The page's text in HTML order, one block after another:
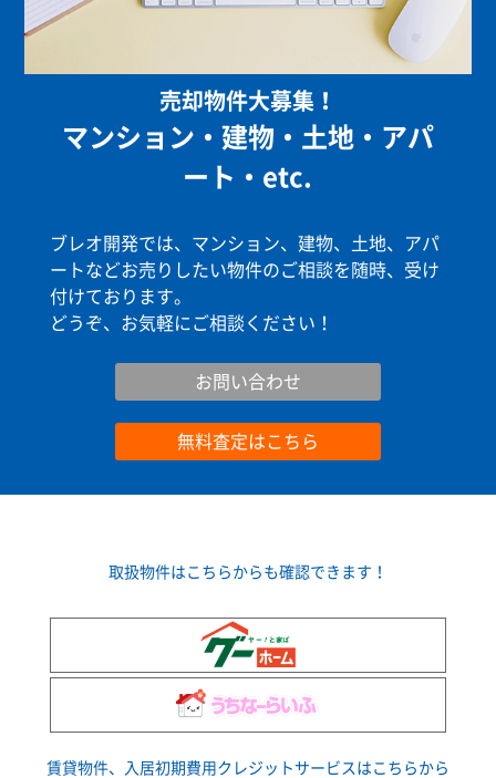
売却物件大募集！
マンション・建物・土地・アパ
ート・etc.
ブレオ開発では、マンション、建物、土地、アパ
ートなどお売りしたい物件のご相談を随時、受け
付けております。
どうぞ、お気軽にご相談ください！
お問い合わせ
無料査定はこちら
取扱物件はこちらからも確認できます！
賃貸物件、入居初期費用クレジットサービスはこちらから